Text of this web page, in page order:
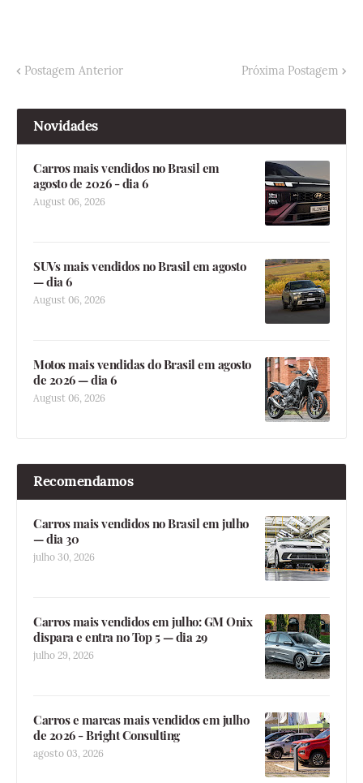
Postagem Anterior Próxima Postagem
Novidades
Carros mais vendidos no Brasil em
agosto de 2026 - dia 6
August 06, 2026
SUVs mais vendidos no Brasil em agosto
— dia 6
August 06, 2026
Motos mais vendidas do Brasil em agosto
de 2026 — dia 6
August 06, 2026
Recomendamos
Carros mais vendidos no Brasil em julho
— dia 30
julho 30, 2026
Carros mais vendidos em julho: GM Onix
dispara e entra no Top 5 — dia 29
julho 29, 2026
Carros e marcas mais vendidos em julho
de 2026 - Bright Consulting
agosto 03, 2026